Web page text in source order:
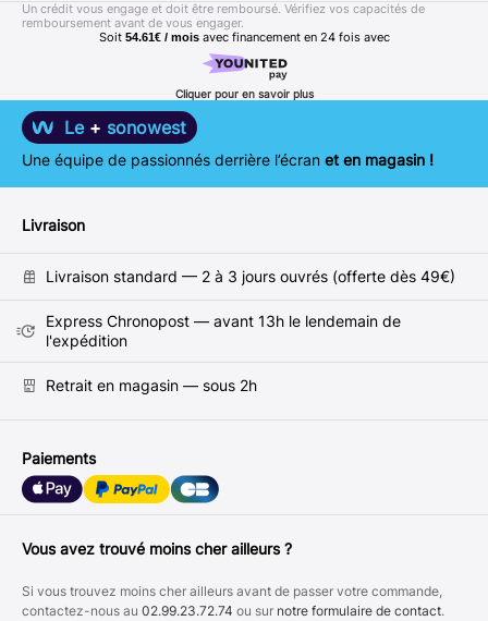
Soit 54.61€ / mois avec financement en 24 fois avec
Cliquer pour en savoir plus
Un crédit vous engage et doit être remboursé. Vérifiez vos capacités de
remboursement avant de vous engager.
Le + sonowest
Une équipe de passionnés derrière l’écran et en magasin !
Livraison
Livraison standard — 2 à 3 jours ouvrés (offerte dès 49€)
Express Chronopost — avant 13h le lendemain de
l'expédition
Retrait en magasin — sous 2h
Paiements
Vous avez trouvé moins cher ailleurs ?
Si vous trouvez moins cher ailleurs avant de passer votre commande,
contactez-nous au 02.99.23.72.74 ou sur notre formulaire de contact.